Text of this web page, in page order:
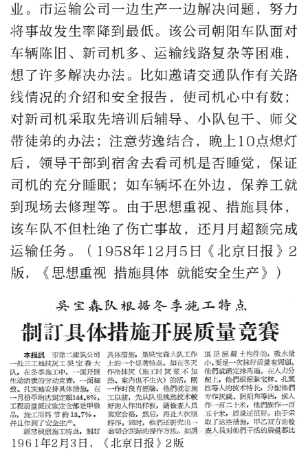
业。市运输公司一边生产一边解决问题，努力
将事故发生率降到最低。该公司朝阳车队面对
车辆陈旧、新司机多、运输线路复杂等困难，
想了许多解决办法。比如邀请交通队作有关路
线情况的介绍和安全报告，使司机心中有数；
对新司机采取先培训后辅导、小队包干、师父
带徒弟的办法；注意劳逸结合，晚上10点熄灯
后，领导干部到宿舍去看司机是否睡觉，保证
司机的充分睡眠；如车辆坏在外边，保养工就
到现场去修理等。由于思想重视、措施具体，
该车队不但杜绝了伤亡事故，还月月超额完成
运输任务。（1958年12月5日《北京日报》2
版，《思想重视 措施具体 就能安全生产》）
1961年2月3日，《北京日报》2版